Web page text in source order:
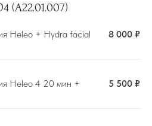
(A22.01.007)
Heleo + Hydra facial
8 000 ₽
Heleo 4 20 мин +
5 500 ₽